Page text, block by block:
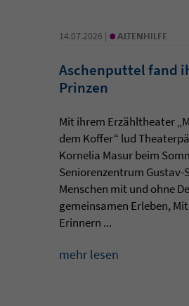
14.07.2026 | •ALTENHILFE
Aschenputtel fand
Prinzen
Mit ihrem Erzähltheater
dem Koffer“ lud
Kornelia Masur beim
Seniorenzentrum
Menschen mit und ohne
gemeinsamen Erleben,
Erinnern ...
mehr lesen